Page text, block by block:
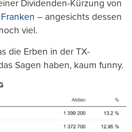
Dividenden-Kürzung von
– angesichts dessen
viel.
die Erben in der TX-
Sagen haben, kaum funny.